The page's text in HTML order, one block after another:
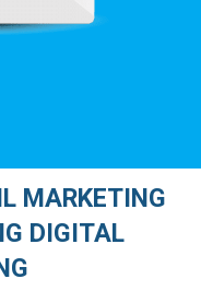
MARKETING
DIGITAL